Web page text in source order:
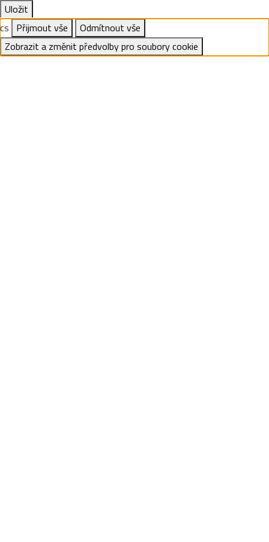
Uložit
cs Přijmout vše
Odmítnout vše
Zobrazit a změnit předvolby pro soubory cookie